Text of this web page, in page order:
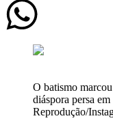
O batismo
diáspora persa em
Reprodução/